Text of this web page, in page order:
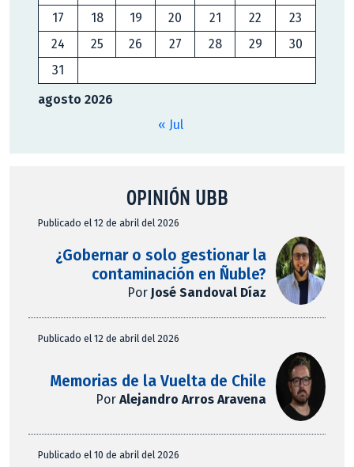
agosto 2026
17
18 19 20 21 22
23
24
25 26 27 28 29
30
31
« Jul
OPINIÓN UBB
Publicado el 12 de abril del 2026
¿Gobernar o solo gestionar la
contaminación en Ñuble?
Por José Sandoval Díaz
Publicado el 12 de abril del 2026
Memorias de la Vuelta de Chile
PorAlejandro Arros Aravena
Publicado el 10 de abril del 2026